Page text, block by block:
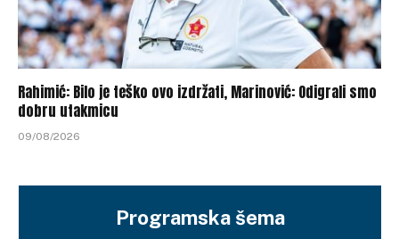
Rahimić: Bilo je teško ovo izdržati, Marinović: Odigrali smo
dobru utakmicu
09/08/2026
Programska šema